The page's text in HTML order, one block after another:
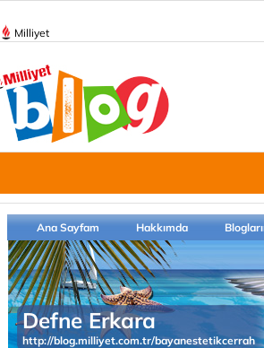
Milliyet
Ana Sayfam Hakkımda
Defne Erkara
http://blog.milliyet.com.tr/bayanestetikcerrah